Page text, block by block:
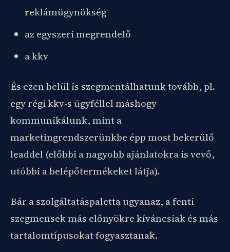
reklámügynökség
az egyszeri megrendelő
a kkv
És ezen belül is szegmentálhatunk tovább, pl.
egy régi kkv-s ügyféllel máshogy
kommunikálunk, mint a
marketingrendszerünkbe épp most bekerülő
leaddel (előbbi a nagyobb ajánlatokra is vevő,
utóbbi a belépőtermékeket látja).
Bár a szolgáltatáspaletta ugyanaz, a fenti
szegmensek más előnyökre kíváncsiak és más
tartalomtípusokat fogyasztanak.